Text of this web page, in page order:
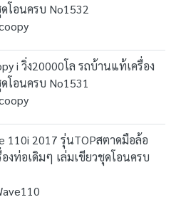
โอนครบ No1532
i วิ่ง20000โล รถบ้านแท้เครื่อง
โอนครบ No1531
110i 2017 รุ่นTOPสตาดมือล้อ
งท่อเดิมๆ เล่มเขียวชุดโอนครบ